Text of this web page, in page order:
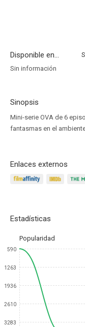
Disponible en...
Sin información
Sinopsis
Mini-serie OVA de 6
fantasmas en el
Enlaces externos
Estadísticas
Popularidad
590
1263
1936
2610
3283